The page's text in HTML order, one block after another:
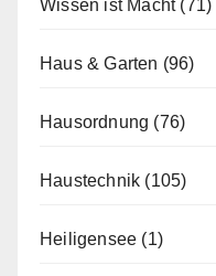
Wissen ist Macht(71)
Haus & Garten (96)
Hausordnung (76)
Haustechnik (105)
Heiligensee (1)